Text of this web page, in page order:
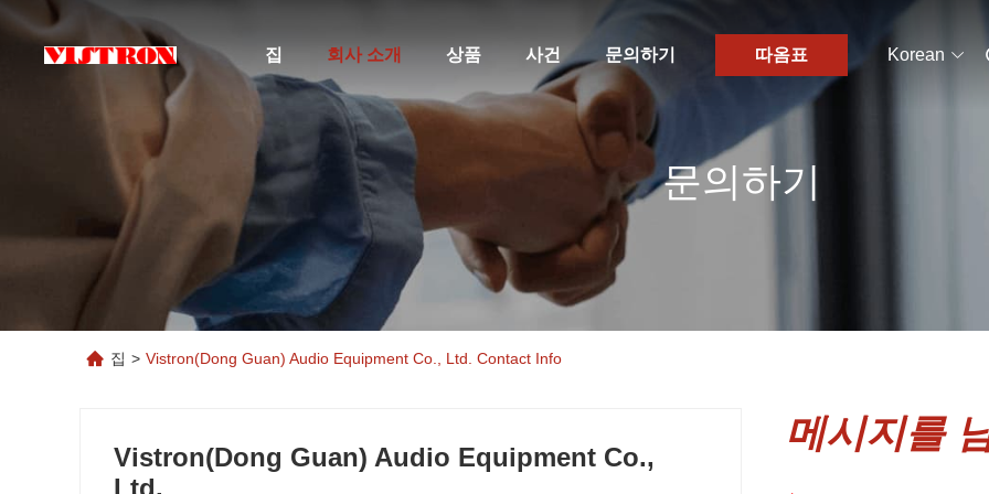
집 회사 소개 상품 사건 문의하기 따옴표 Korean
문의하기
집 > Vistron(Dong Guan) Audio Equipment Co., Ltd. Contact Info
Vistron(Dong Guan) Audio Equipment Co.,
Ltd.
메시지를